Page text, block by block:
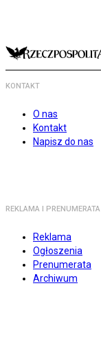
KONTAKT
O nas
Kontakt
Napisz do nas
REKLAMA I PRENUMERATA
Reklama
Ogłoszenia
Prenumerata
Archiwum